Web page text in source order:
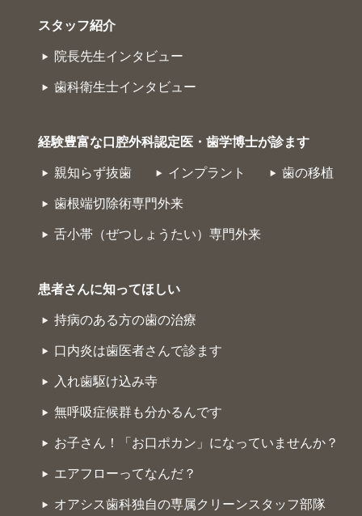
スタッフ紹介
院長先生インタビュー
歯科衛生士インタビュー
経験豊富な口腔外科認定医・歯学博士が診ます
親知らず抜歯 インプラント 歯の移植
歯根端切除術専門外来
舌小帯（ぜつしょうたい）専門外来
患者さんに知ってほしい
持病のある方の歯の治療
口内炎は歯医者さんで診ます
入れ歯駆け込み寺
無呼吸症候群も分かるんです
お子さん！「お口ポカン」になっていませんか？
エアフローってなんだ？
オアシス歯科独自の専属クリーンスタッフ部隊